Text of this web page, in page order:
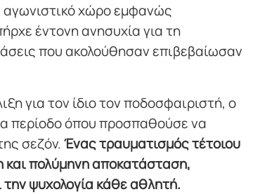
χώρο εμφανώς
έντονη ανησυχία για τη
που ακολούθησαν επιβεβαίωσαν
για τον ίδιο τον ποδοσφαιριστή, ο
περίοδο όπου προσπαθούσε να
σεζόν.Ένας τραυματισμός τέτοιου
και πολύμηνη αποκατάσταση,
ψυχολογία κάθε αθλητή.